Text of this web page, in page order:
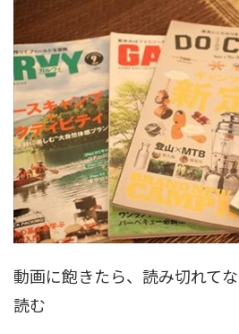
動画に飽きたら、読み切れて
読む